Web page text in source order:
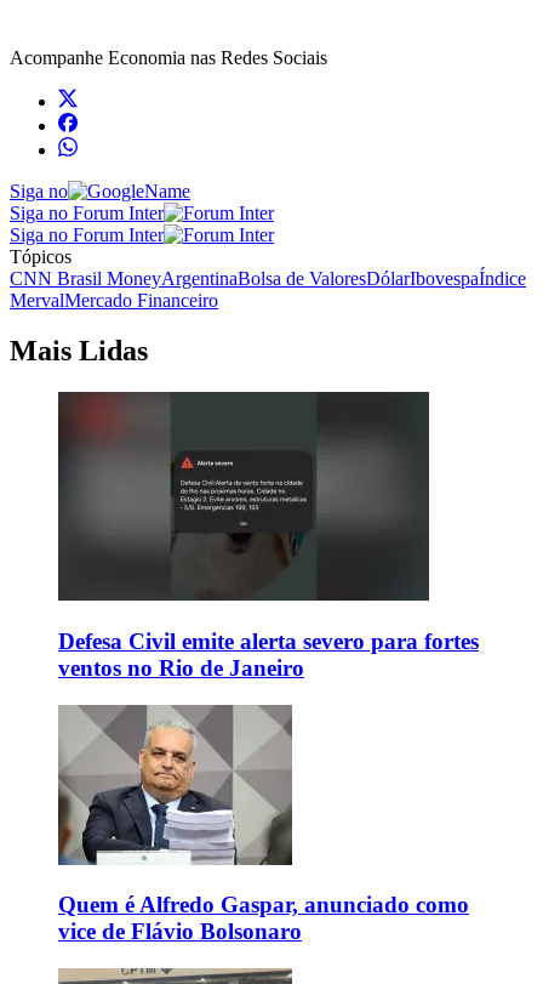
Acompanhe Economia nas Redes Sociais
Siga no
Siga no Forum Inter
Siga no Forum Inter
Tópicos
CNN Brasil MoneyArgentinaBolsa de ValoresDólarIbovespaÍndice
MervalMercado Financeiro
Mais Lidas
Defesa Civil emite alerta severo para fortes
ventos no Rio de Janeiro
Quem é Alfredo Gaspar, anunciado como
vice de Flávio Bolsonaro